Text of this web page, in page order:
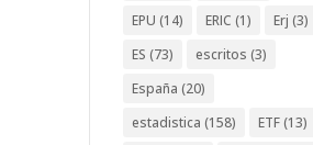
EPU (14) ERIC (1) Erj (3)
ES (73) escritos (3)
España (20)
estadistica (158) ETF (13)